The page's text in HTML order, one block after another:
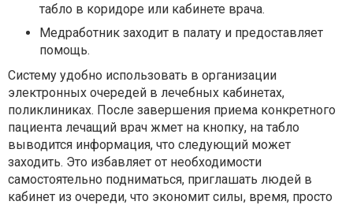
табло в коридоре или кабинете врача.
Медработник заходит в палату и предоставляет
помощь.
Систему удобно использовать в организации
электронных очередей в лечебных кабинетах,
поликлиниках. После завершения приема конкретного
пациента лечащий врач жмет на кнопку, на табло
выводится информация, что следующий может
заходить. Это избавляет от необходимости
самостоятельно подниматься, приглашать людей в
кабинет из очереди, что экономит силы, время, просто